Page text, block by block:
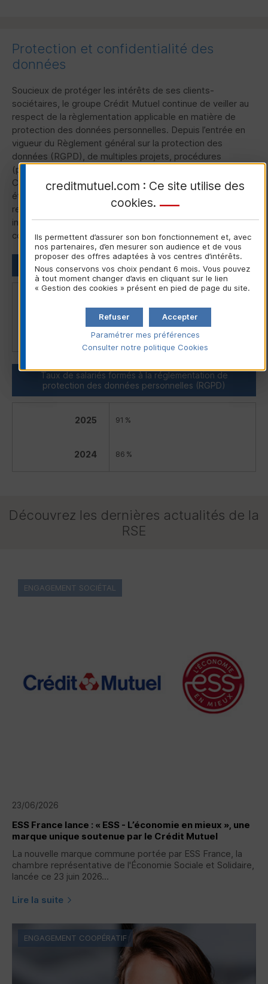
Protection et confidentialité des
données
Soucieux de protéger les intérêts de ses clients-
sociétaires, le groupe Crédit Mutuel continue de veiller au
respect de la règlementation applicable en matière de
protection des données personnelles. Depuis l’entrée en
vigueur du Règlement général sur la protection des
données (RGPD), de multiples projets, procédures
(politiques de confidentialité, suivi des réclamations
CNIL
...), et des formations auprès des collaborateurs ont
été déployés au sein du groupe de façon à garantir le
respect des principes consacrés tant dans les relations
intragroupes qu’avec les sociétaires-clients et les
cocontractants professionnels.
Protection des données personnelles
2024
Taux de salariés formés à la réglementation de
protection des données personnelles (RGPD)
2025 91 %
2024 86 %
Découvrez les dernières actualités de la
RSE
23/06/2026
ESS France lance : « ESS - L’économie en mieux », une
marque unique soutenue par le Crédit Mutuel
La nouvelle marque commune portée par ESS France, la
chambre représentative de l'Économie Sociale et Solidaire,
lancée ce 23 juin 2026...
Lire la suite
ENGAGEMENT SOCIÉTAL
ENGAGEMENT COOPÉRATIF
creditmutuel.com : Ce site utilise des
cookies.
Ils permettent d’assurer son bon fonctionnement et, avec
nos partenaires, d’en mesurer son audience et de vous
proposer des offres adaptées à vos centres d’intérêts.
Nous conservons vos choix pendant 6 mois. Vous pouvez
à tout moment changer d’avis en cliquant sur le lien
« Gestion des cookies » présent en pied de page du site.
Accepter
Refuser
Paramétrer mes préférences
Consulter notre politique Cookies